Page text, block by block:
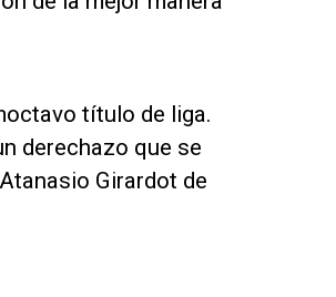
título de liga.
derechazo que se
Girardot de